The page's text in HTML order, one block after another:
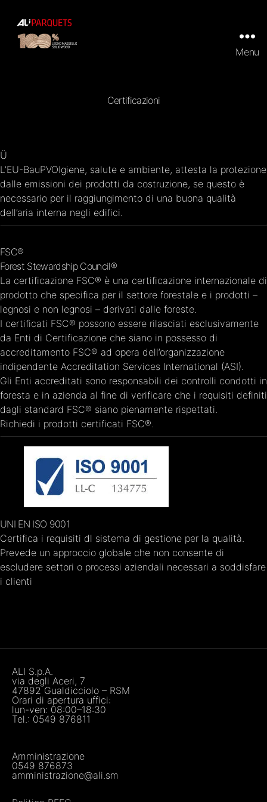
Menu
Certificazioni
Ü
L’EU-BauPVOIgiene, salute e ambiente, attesta la protezione
dalle emissioni dei prodotti da costruzione, se questo è
necessario per il raggiungimento di una buona qualità
dell’aria interna negli edifici.
FSC®
Forest Stewardship Council®
La certificazione FSC® è una certificazione internazionale di
prodotto che specifica per il settore forestale e i prodotti –
legnosi e non legnosi – derivati dalle foreste.
I certificati FSC® possono essere rilasciati esclusivamente
da Enti di Certificazione che siano in possesso di
accreditamento FSC® ad opera dell’organizzazione
indipendente Accreditation Services International (ASI).
Gli Enti accreditati sono responsabili dei controlli condotti in
foresta e in azienda al fine di verificare che i requisiti definiti
dagli standard FSC® siano pienamente rispettati.
Richiedi i prodotti certificati FSC®.
UNI EN ISO 9001
Certifica i requisiti dl sistema di gestione per la qualità.
Prevede un approccio globale che non consente di
escludere settori o processi aziendali necessari a soddisfare
i clienti
ALI S.p.A.
via degli Aceri, 7
47892 Gualdicciolo – RSM
Orari di apertura uffici:
lun-ven: 08:00–18:30
Tel.: 0549 876811
Amministrazione
0549 876873
amministrazione@ali.sm